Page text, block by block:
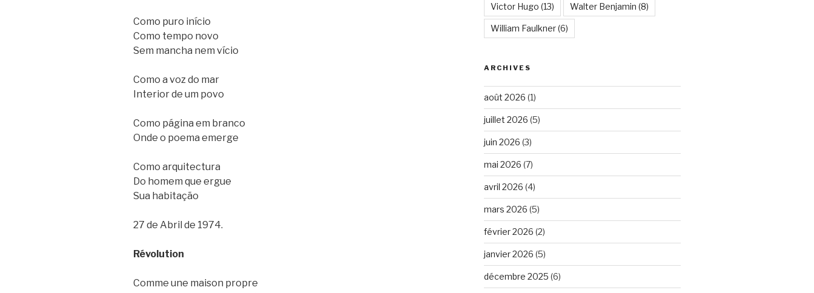
Como puro início
Como tempo novo
Sem mancha nem vício
Como a voz do mar
Interior de um povo
Como página em branco
Onde o poema emerge
Como arquitectura
Do homem que ergue
Sua habitação
27 de Abril de 1974.
Révolution
Comme une maison propre
Victor Hugo (13) Walter Benjamin (8)
William Faulkner(6)
ARCHIVES
août 2026 (1)
juillet 2026 (5)
juin 2026 (3)
mai 2026 (7)
avril 2026 (4)
mars 2026 (5)
février 2026 (2)
janvier 2026 (5)
décembre 2025 (6)